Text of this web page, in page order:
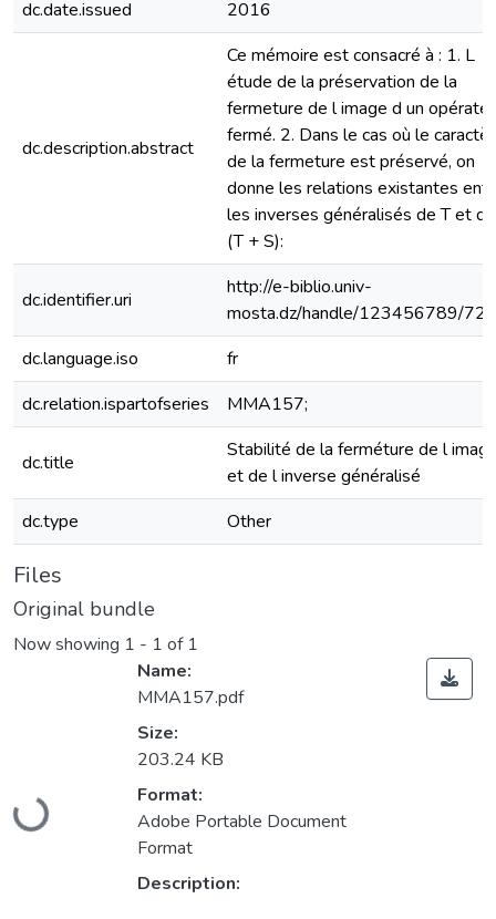
dc.date.issued
2016
dc.description.abstract
Ce mémoire est consacré à : 1. L
étude de la préservation de la
fermeture de l image d un
fermé. 2. Dans le cas où le
de la fermeture est préservé, on
donne les relations existantes
les inverses généralisés de T et de
(T + S):
dc.identifier.uri
http://e-biblio.univ-
mosta.dz/handle/123456789/
dc.language.iso
fr
dc.relation.ispartofseries
MMA157;
dc.title
Stabilité de la ferméture de l
et de l inverse généralisé
dc.type
Other
Files
Original bundle
Now showing 1 - 1 of 1
Loading...
Name:
MMA157.pdf
Size:
203.24 KB
Format:
Adobe Portable Document
Format
Description: